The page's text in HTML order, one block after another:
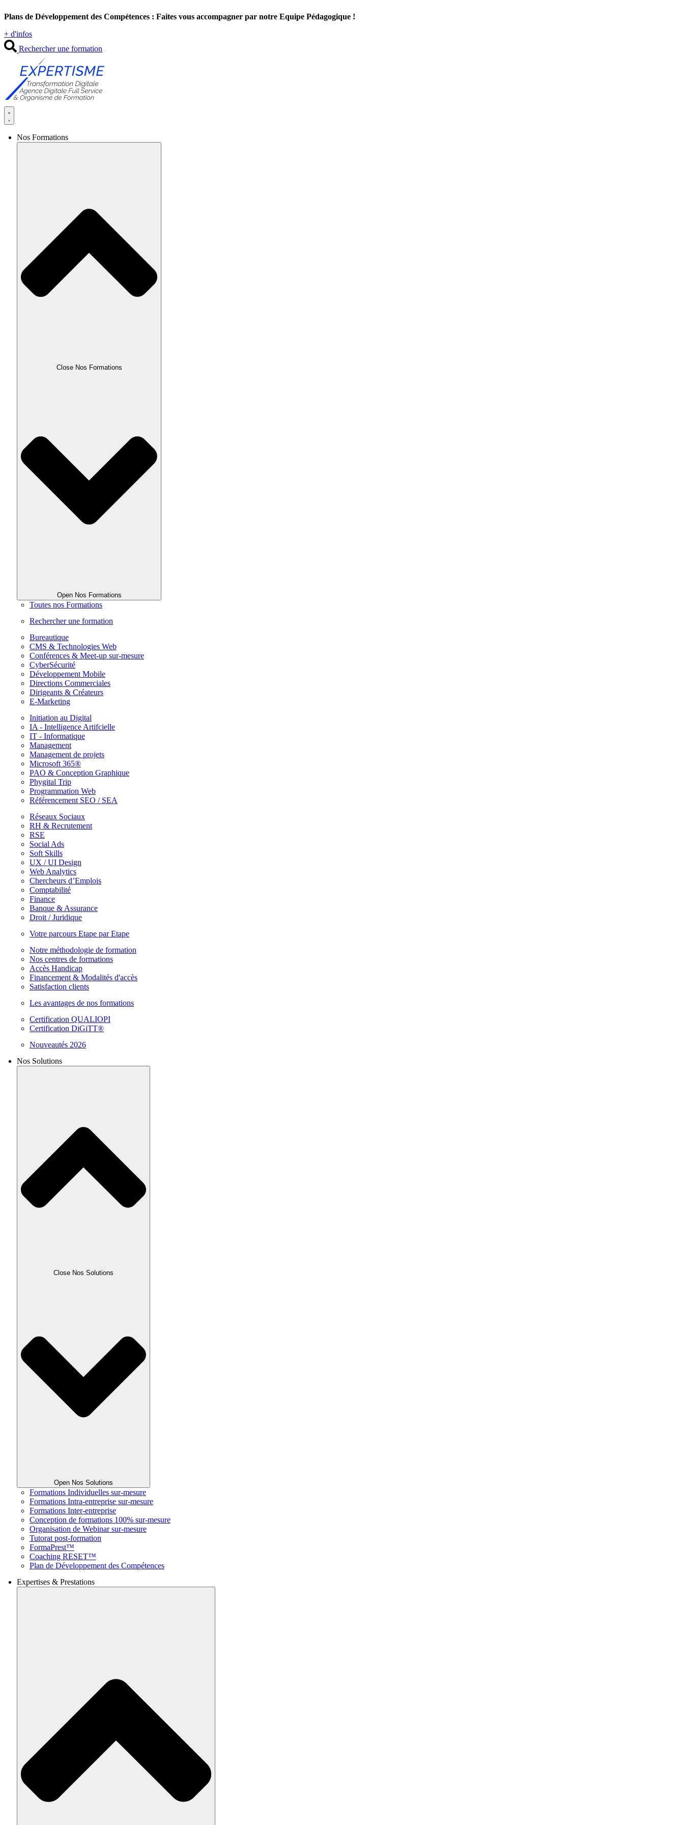
au
Plans de Développement des Compétences : Faites vous accompagner par notre Equipe Pédagogique !
+ d'infos
Rechercher une formation
Nos Formations
Close Nos Formations
Open Nos Formations
Toutes nos Formations
Rechercher une formation
Bureautique
CMS & Technologies Web
Conférences & Meet-up sur-mesure
CyberSécurité
Développement Mobile
Directions Commerciales
Dirigeants & Créateurs
E-Marketing
Initiation au Digital
IA - Intelligence Artifcielle
IT - Informatique
Management
Management de projets
Microsoft 365®
PAO & Conception Graphique
Phygital Trip
Programmation Web
Référencement SEO / SEA
Réseaux Sociaux
RH & Recrutement
RSE
Social Ads
Soft Skills
UX / UI Design
Web Analytics
Chercheurs d’Emplois
Comptabilité
Finance
Banque & Assurance
Droit / Juridique
Votre parcours Etape par Etape
Notre méthodologie de formation
Nos centres de formations
Accès Handicap
Financement & Modalités d'accès
Satisfaction clients
Les avantages de nos formations
Certification QUALIOPI
Certification DiGiTT®
Nouveautés 2026
Nos Solutions
Close Nos Solutions
Open Nos Solutions
Formations Individuelles sur-mesure
Formations Intra-entreprise sur-mesure
Formations Inter-entreprise
Conception de formations 100% sur-mesure
Organisation de Webinar sur-mesure
Tutorat post-formation
FormaPrest™
Coaching RESET™
Plan de Développement des Compétences
Expertises & Prestations